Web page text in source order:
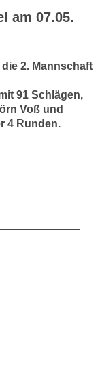
am 07.05.
2. Mannschaft
91 Schlägen,
Voß und
4 Runden.